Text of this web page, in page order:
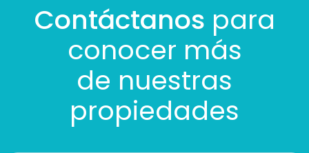
Contáctanos para
conocer más
de nuestras
propiedades